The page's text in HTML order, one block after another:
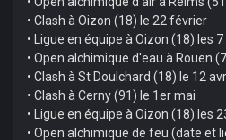
• Clash à Oizon (18) le 22 février
• Ligue en équipe à Oizon (18) les
• Open alchimique d'eau à Rouen
• Clash à St Doulchard (18) le 12
• Clash à Cerny (91) le 1er mai
• Ligue en équipe à Oizon (18) les
• Open alchimique de feu (date et